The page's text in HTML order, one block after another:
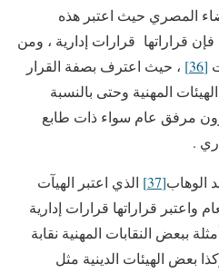
المصري حيث اعتبر هذه
قراراتها قرارات إدارية ، ومن
[36]
، حيث اعترف بصفة القرار
المهنية وحتى بالنسبة
مرفق عام سواء ذات طابع
.
الوهاب[37]
الذي اعتبر الهيآت
واعتبر قراراتها قرارات إدارية
ببعض النقابات المهنية نقابة
بعض الهيئات الدينية مثل